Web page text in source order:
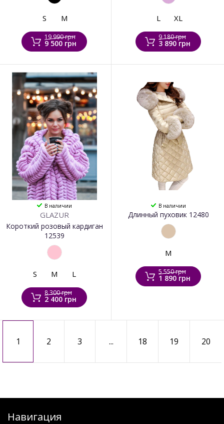
S M
19 990 грн
9 500 грн
L XL
9 180 грн
3 890 грн
В наличии
GLAZUR
Короткий розовый кардиган
12539
S M L
8 300 грн
2 400 грн
В наличии
Длинный пуховик 12480
M
5 550 грн
1 890 грн
1 2 3 ... 18 19 20
Навигация